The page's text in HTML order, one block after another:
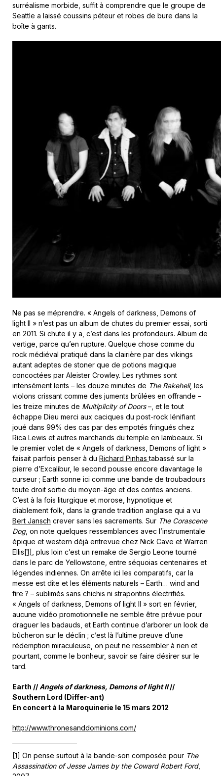
surréalisme morbide, suffit à comprendre que le groupe de
Seattle a laissé coussins péteur et robes de bure dans la
boîte à gants.
Ne pas se méprendre. « Angels of darkness, Demons of
light II » n’est pas un album de chutes du premier essai, sorti
en 2011. Si chute il y a, c’est dans les profondeurs. Album de
vertige, parce qu’en rupture. Quelque chose comme du
rock médiéval pratiqué dans la clairière par des vikings
autant adeptes de stoner que de potions magique
concoctées par Aleister Crowley. Les rythmes sont
intensément lents – les douze minutes de The Rakehell, les
violons crissant comme des juments brûlées en offrande –
les treize minutes de Multiplicity of Doors–, et le tout
échappe Dieu merci aux caciques du post-rock lénifiant
joué dans 99% des cas par des empotés fringués chez
Rica Lewis et autres marchands du temple en lambeaux. Si
le premier volet de « Angels of darkness, Demons of light »
faisait parfois penser à du Richard Pinhastabassé sur la
pierre d’Excalibur, le second pousse encore davantage le
curseur ; Earth sonne ici comme une bande de troubadours
toute droit sortie du moyen-âge et des contes anciens.
C’est à la fois liturgique et morose, hypnotique et
diablement folk, dans la grande tradition anglaise qui a vu
Bert Jansch crever sans les sacrements. Sur The Corascene
Dog, on note quelques ressemblances avec l’instrumentale
épique et western déjà entrevue chez Nick Cave et Warren
Ellis[1]
, plus loin c’est un remake de Sergio Leone tourné
dans le parc de Yellowstone, entre séquoias centenaires et
légendes indiennes. On arrête ici les comparatifs, car la
messe est dite et les éléments naturels – Earth… wind and
fire ? – sublimés sans chichis ni strapontins électrifiés.
« Angels of darkness, Demons of light II » sort en février,
aucune vidéo promotionnelle ne semble être prévue pour
draguer les badauds, et Earth continue d’arborer un look de
bûcheron sur le déclin ; c’est là l’ultime preuve d’une
rédemption miraculeuse, on peut ne ressembler à rien et
pourtant, comme le bonheur, savoir se faire désirer sur le
tard.
Earth // Angels of darkness, Demons of light II//
Southern Lord (Differ-ant)
En concert à la Maroquinerie le 15 mars 2012
http://www.thronesanddominions.com/
[1] On pense surtout à la bande-son composée pour The
Assassination of Jesse James by the Coward Robert Ford,